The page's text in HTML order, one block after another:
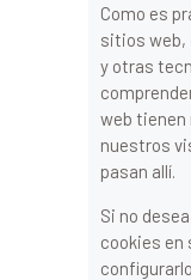
Como es
sitios web,
y otras
web tienen
nuestros
pasan allí.
Si no
cookies en